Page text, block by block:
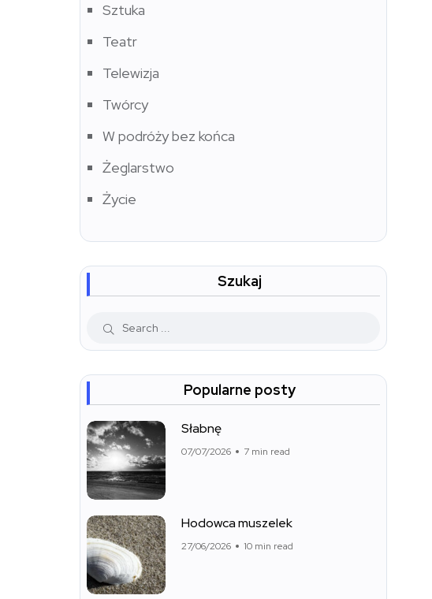
Sztuka
Teatr
Telewizja
Twórcy
W podróży bez końca
Żeglarstwo
Życie
Szukaj
Popularne posty
Słabnę
07/07/2026 7 min read
Hodowca muszelek
27/06/2026 10 min read